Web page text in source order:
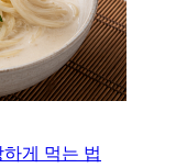
게 먹는 법